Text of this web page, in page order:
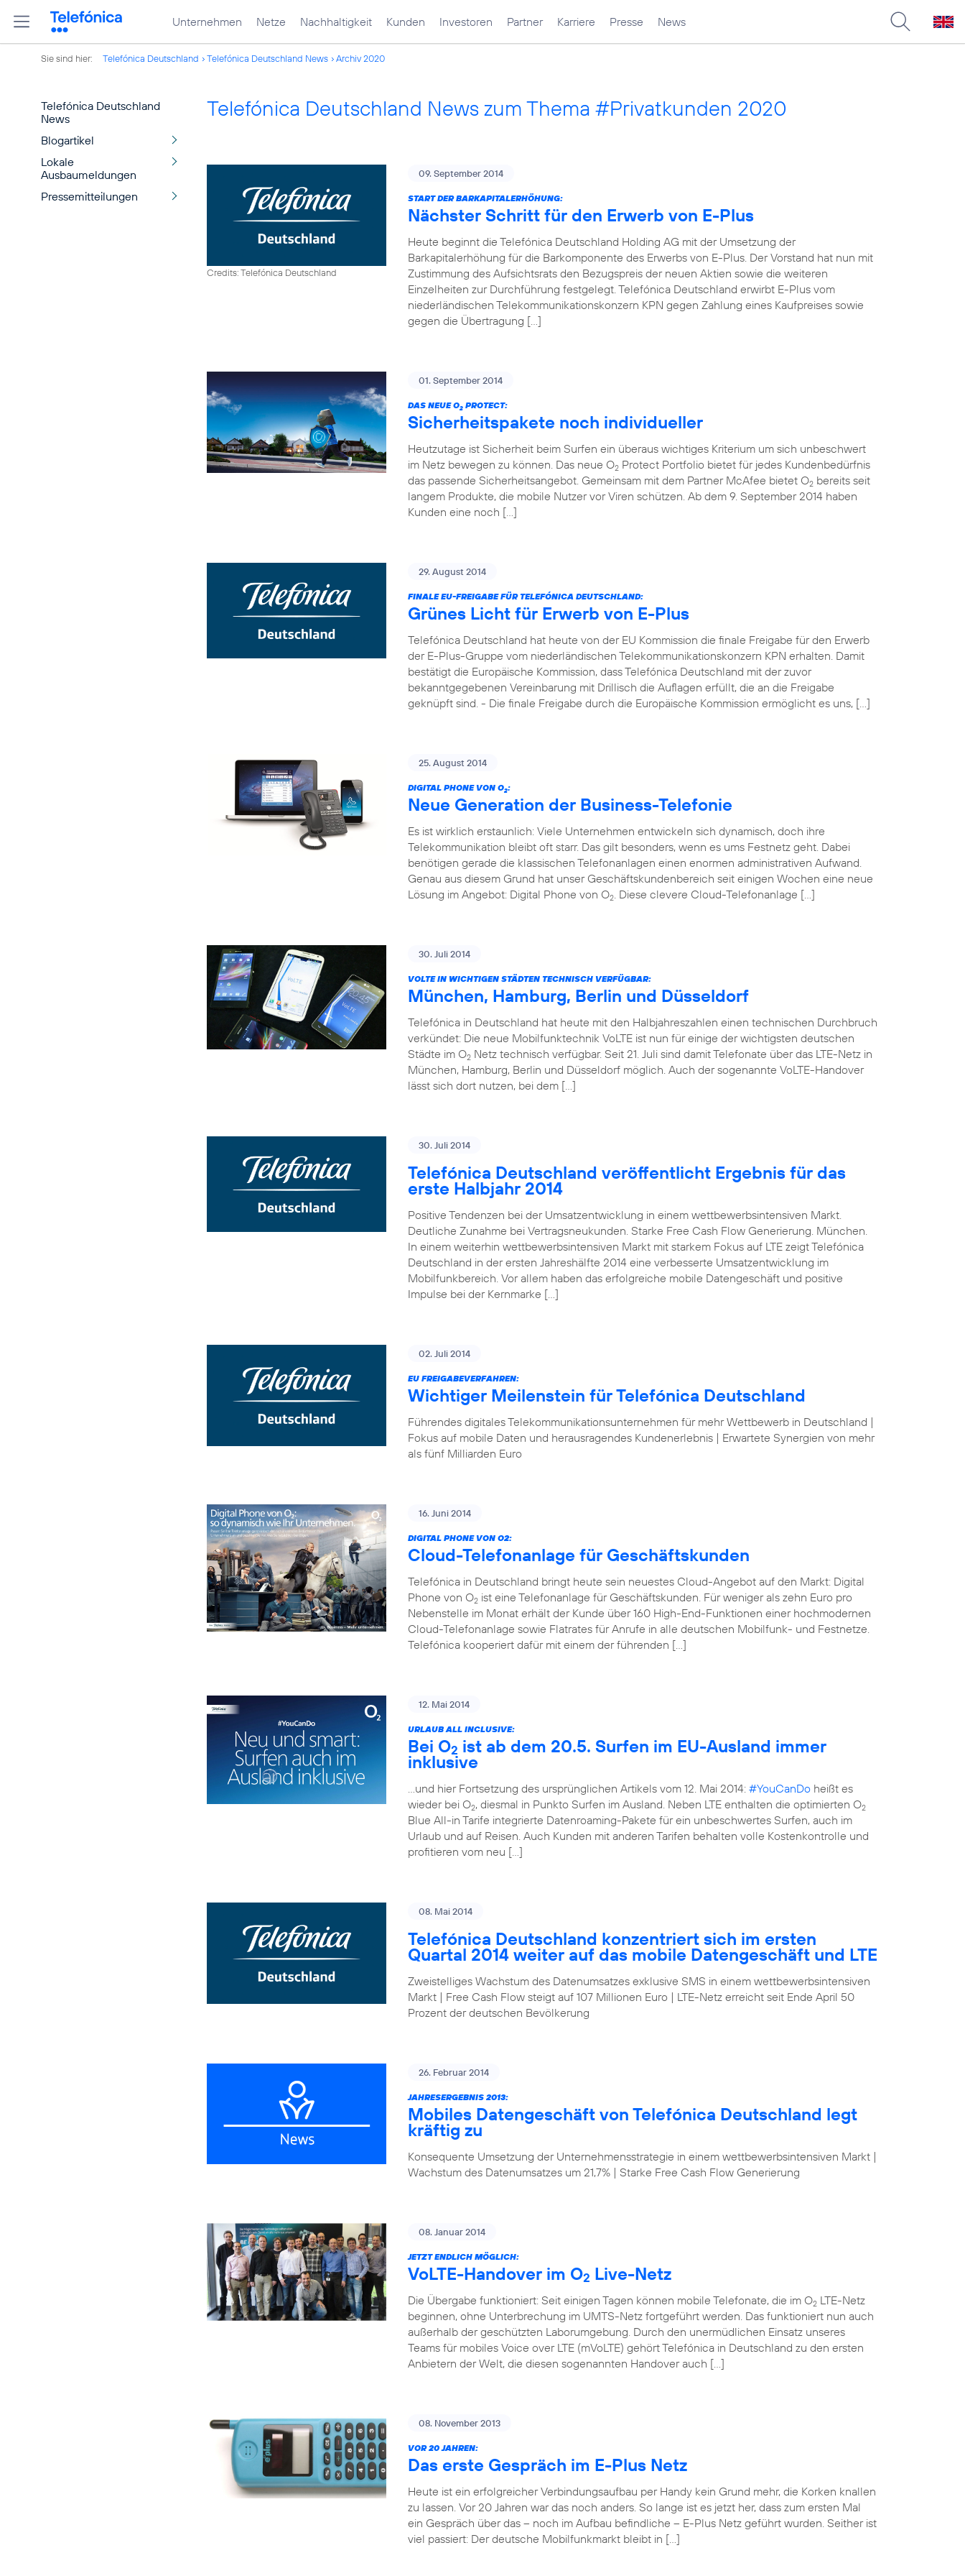
Unternehmen Netze Nachhaltigkeit Kunden Investoren Partner Karriere Presse News
Sie sind hier: Telefónica Deutschland Telefónica Deutschland News Archiv 2020
Telefónica Deutschland
News
Blogartikel
Lokale
Ausbaumeldungen
Pressemitteilungen
Telefónica Deutschland News zum Thema #Privatkunden 2020
Credits: Telefónica Deutschland
09. September 2014
START DER BARKAPITALERHÖHUNG:
Nächster Schritt für den Erwerb von E-Plus
Heute beginnt die Telefónica Deutschland Holding AG mit der Umsetzung der
Barkapitalerhöhung für die Barkomponente des Erwerbs von E-Plus. Der Vorstand hat nun mit
Zustimmung des Aufsichtsrats den Bezugspreis der neuen Aktien sowie die weiteren
Einzelheiten zur Durchführung festgelegt. Telefónica Deutschland erwirbt E-Plus vom
niederländischen Telekommunikationskonzern KPN gegen Zahlung eines Kaufpreises sowie
gegen die Übertragung […]
01. September 2014
DAS NEUE O2 PROTECT:
Sicherheitspakete noch individueller
Heutzutage ist Sicherheit beim Surfen ein überaus wichtiges Kriterium um sich unbeschwert
im Netz bewegen zu können. Das neue O2 Protect Portfolio bietet für jedes Kundenbedürfnis
das passende Sicherheitsangebot. Gemeinsam mit dem Partner McAfee bietet O2 bereits seit
langem Produkte, die mobile Nutzer vor Viren schützen. Ab dem 9. September 2014 haben
Kunden eine noch […]
29. August 2014
FINALE EU-FREIGABE FÜR TELEFÓNICA DEUTSCHLAND:
Grünes Licht für Erwerb von E-Plus
Telefónica Deutschland hat heute von der EU Kommission die finale Freigabe für den Erwerb
der E-Plus-Gruppe vom niederländischen Telekommunikationskonzern KPN erhalten. Damit
bestätigt die Europäische Kommission, dass Telefónica Deutschland mit der zuvor
bekanntgegebenen Vereinbarung mit Drillisch die Auflagen erfüllt, die an die Freigabe
geknüpft sind. - Die finale Freigabe durch die Europäische Kommission ermöglicht es uns, […]
25. August 2014
DIGITAL PHONE VON O2:
Neue Generation der Business-Telefonie
Es ist wirklich erstaunlich: Viele Unternehmen entwickeln sich dynamisch, doch ihre
Telekommunikation bleibt oft starr. Das gilt besonders, wenn es ums Festnetz geht. Dabei
benötigen gerade die klassischen Telefonanlagen einen enormen administrativen Aufwand.
Genau aus diesem Grund hat unser Geschäftskundenbereich seit einigen Wochen eine neue
Lösung im Angebot: Digital Phone von O2. Diese clevere Cloud-Telefonanlage […]
30. Juli 2014
VOLTE IN WICHTIGEN STÄDTEN TECHNISCH VERFÜGBAR:
München, Hamburg, Berlin und Düsseldorf
Telefónica in Deutschland hat heute mit den Halbjahreszahlen einen technischen Durchbruch
verkündet: Die neue Mobilfunktechnik VoLTE ist nun für einige der wichtigsten deutschen
Städte im O2 Netz technisch verfügbar. Seit 21. Juli sind damit Telefonate über das LTE-Netz in
München, Hamburg, Berlin und Düsseldorf möglich. Auch der sogenannte VoLTE-Handover
lässt sich dort nutzen, bei dem […]
30. Juli 2014
Telefónica Deutschland veröffentlicht Ergebnis für das
erste Halbjahr 2014
Positive Tendenzen bei der Umsatzentwicklung in einem wettbewerbsintensiven Markt.
Deutliche Zunahme bei Vertragsneukunden. Starke Free Cash Flow Generierung. München.
In einem weiterhin wettbewerbsintensiven Markt mit starkem Fokus auf LTE zeigt Telefónica
Deutschland in der ersten Jahreshälfte 2014 eine verbesserte Umsatzentwicklung im
Mobilfunkbereich. Vor allem haben das erfolgreiche mobile Datengeschäft und positive
Impulse bei der Kernmarke […]
02. Juli 2014
EU FREIGABEVERFAHREN:
Wichtiger Meilenstein für Telefónica Deutschland
Führendes digitales Telekommunikationsunternehmen für mehr Wettbewerb in Deutschland |
Fokus auf mobile Daten und herausragendes Kundenerlebnis | Erwartete Synergien von mehr
als fünf Milliarden Euro
16. Juni 2014
DIGITAL PHONE VON O2:
Cloud-Telefonanlage für Geschäftskunden
Telefónica in Deutschland bringt heute sein neuestes Cloud-Angebot auf den Markt: Digital
Phone von O2 ist eine Telefonanlage für Geschäftskunden. Für weniger als zehn Euro pro
Nebenstelle im Monat erhält der Kunde über 160 High-End-Funktionen einer hochmodernen
Cloud-Telefonanlage sowie Flatrates für Anrufe in alle deutschen Mobilfunk- und Festnetze.
Telefónica kooperiert dafür mit einem der führenden […]
12. Mai 2014
URLAUB ALL INCLUSIVE:
Bei O2 ist ab dem 20.5. Surfen im EU-Ausland immer
inklusive
…und hier Fortsetzung des ursprünglichen Artikels vom 12. Mai 2014: #YouCanDo heißt es
wieder bei O2, diesmal in Punkto Surfen im Ausland. Neben LTE enthalten die optimierten O2
Blue All-in Tarife integrierte Datenroaming-Pakete für ein unbeschwertes Surfen, auch im
Urlaub und auf Reisen. Auch Kunden mit anderen Tarifen behalten volle Kostenkontrolle und
profitieren vom neu […]
08. Mai 2014
Telefónica Deutschland konzentriert sich im ersten
Quartal 2014 weiter auf das mobile Datengeschäft und LTE
Zweistelliges Wachstum des Datenumsatzes exklusive SMS in einem wettbewerbsintensiven
Markt | Free Cash Flow steigt auf 107 Millionen Euro | LTE-Netz erreicht seit Ende April 50
Prozent der deutschen Bevölkerung
26. Februar 2014
JAHRESERGEBNIS 2013:
Mobiles Datengeschäft von Telefónica Deutschland legt
kräftig zu
Konsequente Umsetzung der Unternehmensstrategie in einem wettbewerbsintensiven Markt |
Wachstum des Datenumsatzes um 21,7% | Starke Free Cash Flow Generierung
08. Januar 2014
JETZT ENDLICH MÖGLICH:
VoLTE-Handover im O2 Live-Netz
Die Übergabe funktioniert: Seit einigen Tagen können mobile Telefonate, die im O2 LTE-Netz
beginnen, ohne Unterbrechung im UMTS-Netz fortgeführt werden. Das funktioniert nun auch
außerhalb der geschützten Laborumgebung. Durch den unermüdlichen Einsatz unseres
Teams für mobiles Voice over LTE (mVoLTE) gehört Telefónica in Deutschland zu den ersten
Anbietern der Welt, die diesen sogenannten Handover auch […]
08. November 2013
VOR 20 JAHREN:
Das erste Gespräch im E-Plus Netz
Heute ist ein erfolgreicher Verbindungsaufbau per Handy kein Grund mehr, die Korken knallen
zu lassen. Vor 20 Jahren war das noch anders. So lange ist es jetzt her, dass zum ersten Mal
ein Gespräch über das – noch im Aufbau befindliche – E-Plus Netz geführt wurden. Seither ist
viel passiert: Der deutsche Mobilfunkmarkt bleibt in […]